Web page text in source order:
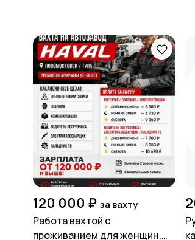
120 000 ₽ за вахту
Работа вахтой с
проживанием для женщин,